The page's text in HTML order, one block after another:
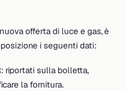
offerta di luce e gas, è
i seguenti dati:
: riportati sulla bolletta,
la fornitura.